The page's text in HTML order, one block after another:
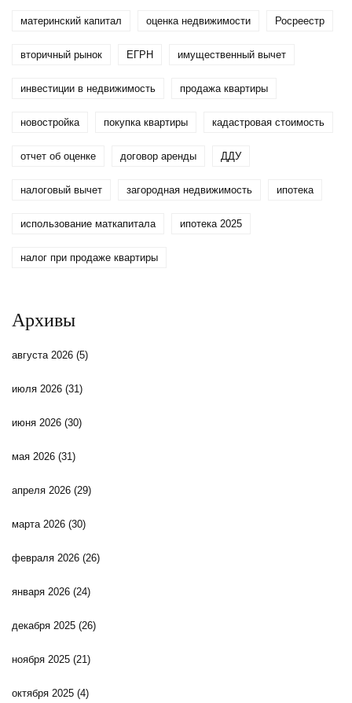
материнский капитал оценка недвижимости Росреестр
вторичный рынок ЕГРН имущественный вычет
инвестиции в недвижимость продажа квартиры
новостройка покупка квартиры кадастровая стоимость
отчет об оценке договор аренды ДДУ
налоговый вычет загородная недвижимость ипотека
использование маткапитала ипотека 2025
налог при продаже квартиры
Архивы
августа 2026 (5)
июля 2026 (31)
июня 2026 (30)
мая 2026 (31)
апреля 2026 (29)
марта 2026 (30)
февраля 2026 (26)
января 2026 (24)
декабря 2025 (26)
ноября 2025 (21)
октября 2025 (4)